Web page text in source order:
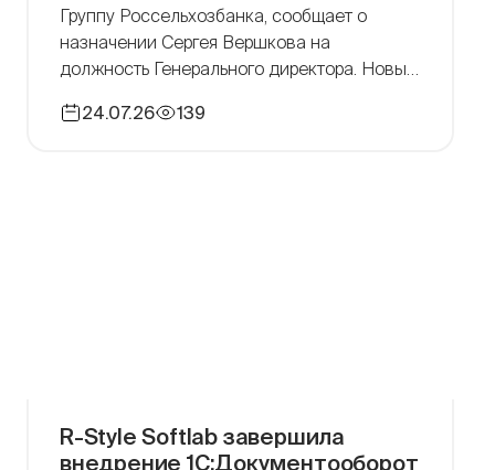
Группу Россельхозбанка, сообщает о
назначении Сергея Вершкова на
должность Генерального директора. Новый
приоритеты компании на ближайшую
24.07.26 139
R-Style Softlab завершила
внедрение 1С:Документооборот